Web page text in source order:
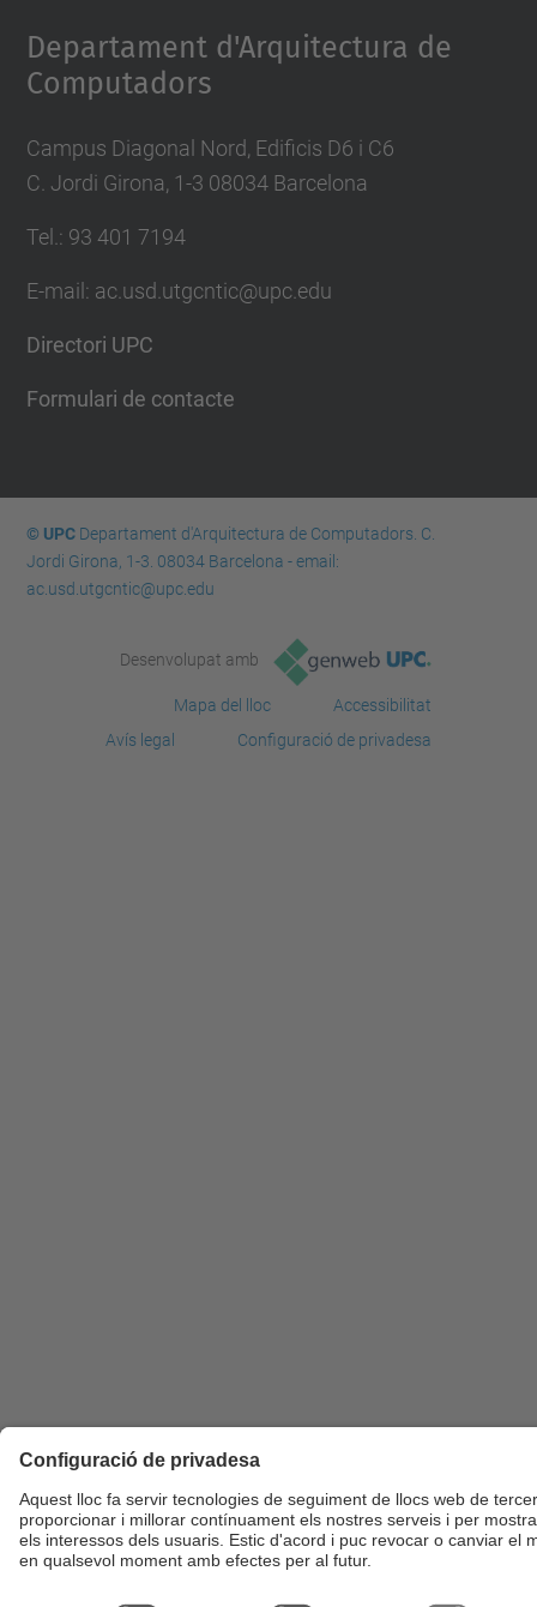
Departament d'Arquitectura de
Computadors
Campus Diagonal Nord, Edificis D6 i C6
C. Jordi Girona, 1-3 08034 Barcelona
Tel.: 93 401 7194
E-mail: ac.usd.utgcntic@upc.edu
Directori UPC
Formulari de contacte
© UPCDepartament d'Arquitectura de Computadors. C.
Jordi Girona, 1-3. 08034 Barcelona - email:
ac.usd.utgcntic@upc.edu
Desenvolupat amb
Mapa del lloc
Accessibilitat
Avís legal
Configuració de privadesa